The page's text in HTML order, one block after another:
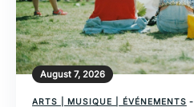
August 7, 2026
ARTS | MUSIQUE | ÉVÉNEMENTS -